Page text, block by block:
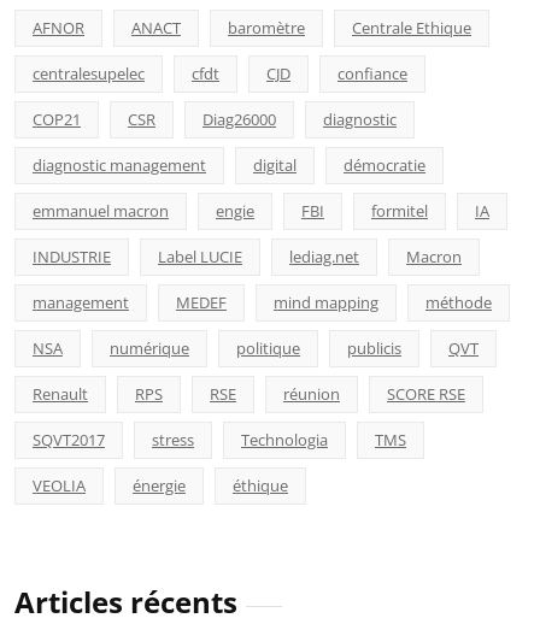
AFNOR ANACT baromètre Centrale Ethique
centralesupelec cfdt CJD confiance
COP21 CSR Diag26000 diagnostic
diagnostic management digital démocratie
emmanuel macron engie FBI formitel IA
INDUSTRIE Label LUCIE lediag.net Macron
management MEDEF mind mapping méthode
NSA numérique politique publicis QVT
Renault RPS RSE réunion SCORE RSE
SQVT2017 stress Technologia TMS
VEOLIA énergie éthique
Articles récents